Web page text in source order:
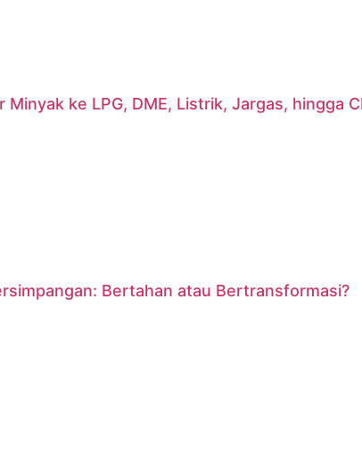
Minyak ke LPG, DME, Listrik, Jargas, hingga
Bertahan atau Bertransformasi?